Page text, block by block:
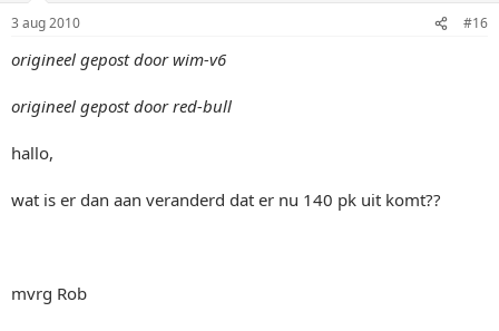
3 aug 2010 #16
origineel gepost door wim-v6
origineel gepost door red-bull
hallo,
wat is er dan aan veranderd dat er nu 140 pk uit komt??
mvrg Rob